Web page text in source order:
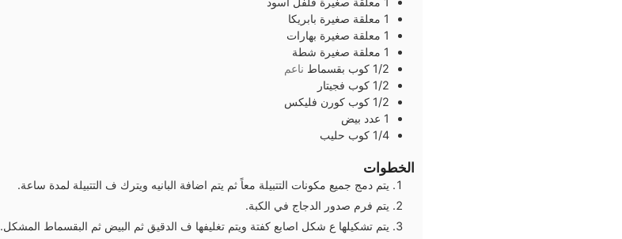
1 معلقة صغيرة بابريكا
1 معلقة صغيرة بهارات
1 معلقة صغيرة شطة
1/2 كوب بقسماط ناعم
1/2 كوب فجيتار
1/2 كوب كورن فليكس
1 عدد بيض
1/4 كوب حليب
الخطوات
يتم دمج جميع مكونات التتبيلة معاً ثم يتم اضافة البانيه ويترك ف التتبيلة لمدة ساعة.
يتم فرم صدور الدجاج في الكبة.
يتم تشكيلها ع شكل اصابع كفتة ويتم تغليفها ف الدقيق ثم البيض ثم البقسماط المشكل.